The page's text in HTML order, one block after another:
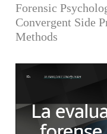
Forensic
Convergent Side
Methods